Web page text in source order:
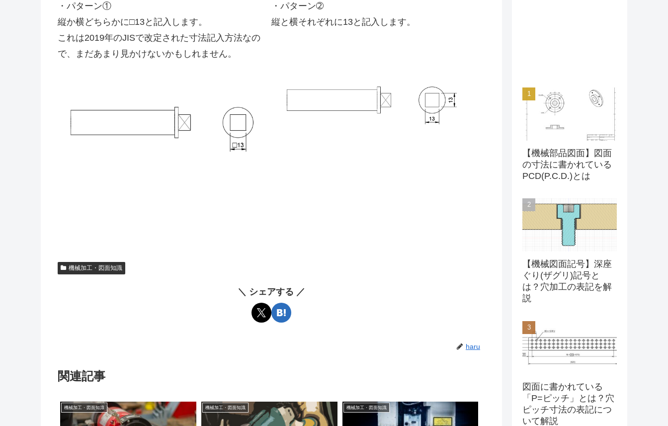
・パターン①
縦か横どちらかに□13と記入します。
これは2019年のJISで改定された寸法記入方法なの
で、まだあまり見かけないかもしれません。
・パターン➁
縦と横それぞれに13と記入します。
機械加工・図面知識
＼ シェアする ／
haru
関連記事
機械加工・図面知識 機械加工・図面知識 機械加工・図面知識
【機械部品図面】図面
の寸法に書かれている
PCD(P.C.D.)とは
【機械図面記号】深座
ぐり(ザグリ)記号と
は？穴加工の表記を解
説
図面に書かれている
「P=ピッチ」とは？穴
ピッチ寸法の表記につ
いて解説